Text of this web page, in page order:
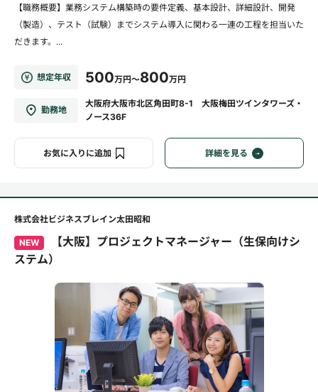
【職務概要】業務システム構築時の要件定義、基本設計、詳細設計、開発
（製造）、テスト（試験）までシステム導入に関わる一連の工程を担当いた
だきます。...
想定年収 500万円～800万円
勤務地
大阪府大阪市北区角田町8-1 大阪梅田ツインタワーズ・
ノース36F
お気に入りに追加 詳細を見る
株式会社ビジネスブレイン太田昭和
NEW
【大阪】プロジェクトマネージャー（生保向けシ
ステム）